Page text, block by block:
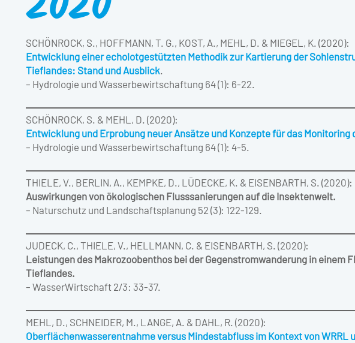
SCHÖNROCK, S., HOFFMANN, T. G., KOST, A., MEHL, D. & MIEGEL, K. (2020):
Entwicklung einer echolotgestützten Methodik zur Kartierung der
Tieflandes: Stand und Ausblick.
– Hydrologie und Wasserbewirtschaftung 64 (1): 6-22.
SCHÖNROCK, S. & MEHL, D. (2020):
Entwicklung und Erprobung neuer Ansätze und Konzepte für das
– Hydrologie und Wasserbewirtschaftung 64 (1): 4-5.
THIELE, V., BERLIN, A., KEMPKE, D., LÜDECKE, K. & EISENBARTH, S. (2020):
Auswirkungen von ökologischen Flusssanierungen auf die Insektenwelt.
– Naturschutz und Landschaftsplanung 52 (3): 122-129.
JUDECK, C., THIELE, V., HELLMANN, C. & EISENBARTH, S. (2020):
Leistungen des Makrozoobenthos bei der Gegenstromwanderung in einem
Tieflandes.
– WasserWirtschaft 2/3: 33-37.
MEHL, D., SCHNEIDER, M., LANGE, A. & DAHL, R. (2020):
Oberflächenwasserentnahme versus Mindestabfluss im Kontext von WRRL